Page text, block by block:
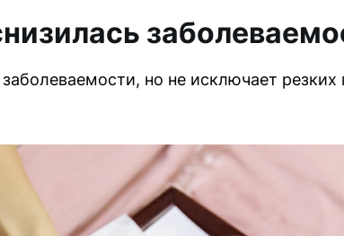
но не исключает